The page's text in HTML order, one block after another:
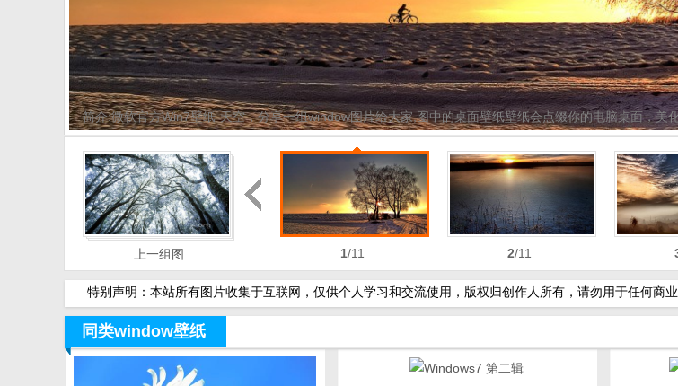
简介:微软官方Win7壁纸-天空，分享一组window图片给大家,图中的桌面壁纸壁纸会点缀你的电脑桌面，美
1/11 2/11
上一组图
特别声明：本站所有图片收集于互联网，仅供个人学习和交流使用，版权归创作人所有，请勿用于任何
同类window壁纸